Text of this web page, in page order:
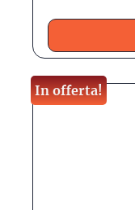
In offerta!